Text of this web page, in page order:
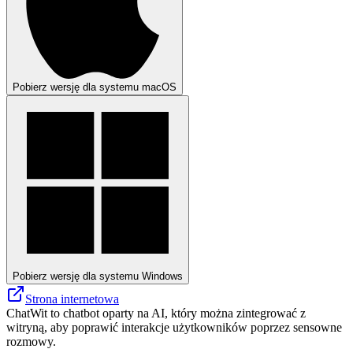
Pobierz wersję dla systemu macOS
Pobierz wersję dla systemu Windows
Strona internetowa
ChatWit to chatbot oparty na AI, który można zintegrować z
witryną, aby poprawić interakcje użytkowników poprzez sensowne
rozmowy.